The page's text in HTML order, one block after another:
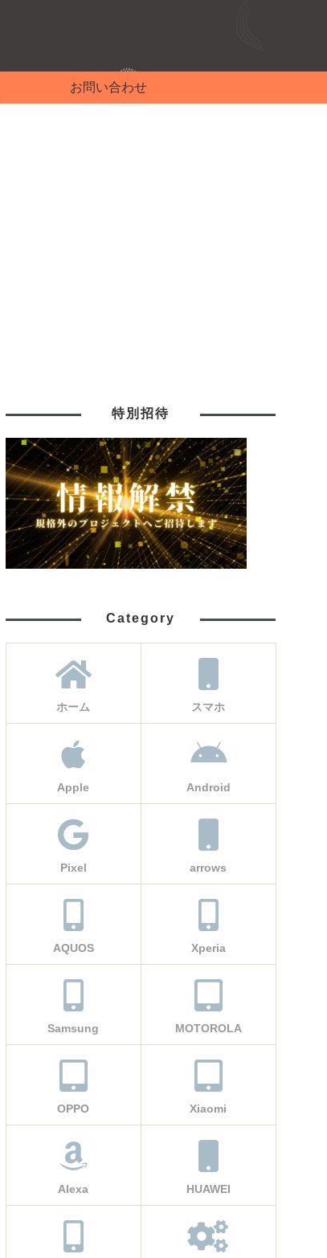
お問い合わせ
特別招待
Category
ホーム スマホ
Apple Android
Pixel arrows
AQUOS Xperia
Samsung MOTOROLA
OPPO Xiaomi
Alexa HUAWEI